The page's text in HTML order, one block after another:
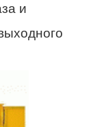
и